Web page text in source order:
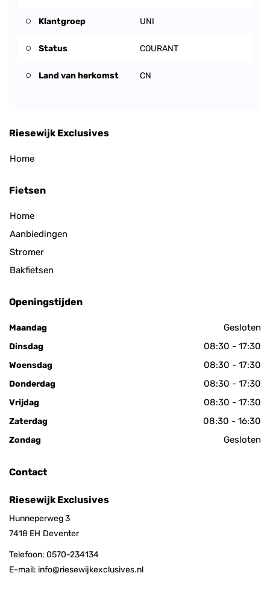
Klantgroep UNI
Status COURANT
Land van herkomst CN
Riesewijk Exclusives
Home
Fietsen
Home
Aanbiedingen
Stromer
Bakfietsen
Openingstijden
Maandag Gesloten
Dinsdag 08:30 - 17:30
Woensdag 08:30 - 17:30
Donderdag 08:30 - 17:30
Vrijdag 08:30 - 17:30
Zaterdag 08:30 - 16:30
Zondag Gesloten
Contact
Riesewijk Exclusives
Hunneperweg 3
7418 EH Deventer
Telefoon: 0570-234134
E-mail: info@riesewijkexclusives.nl